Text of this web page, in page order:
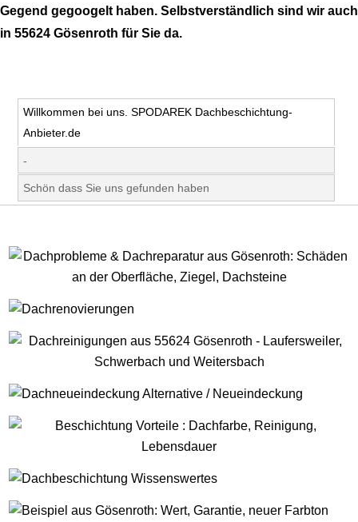
Gegend gegoogelt haben. Selbstverständlich sind wir auch
in 55624 Gösenroth für Sie da.
Willkommen bei uns. SPODAREK Dachbeschichtung-
Anbieter.de
-
Schön dass Sie uns gefunden haben